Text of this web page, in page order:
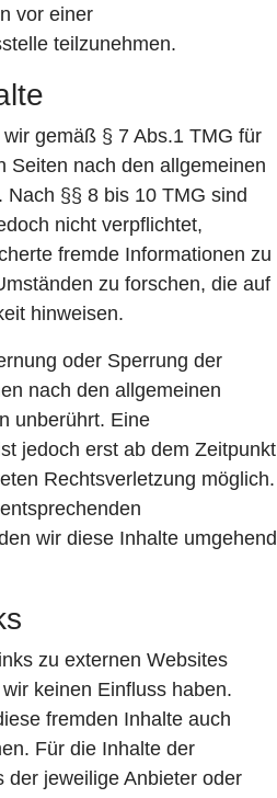
vor einer
teilzunehmen.
gemäß § 7 Abs.1 TMG für
Seiten nach den allgemeinen
§§ 8 bis 10 TMG sind
nicht verpflichtet,
fremde Informationen zu
zu forschen, die auf
hinweisen.
oder Sperrung der
nach den allgemeinen
unberührt. Eine
jedoch erst ab dem Zeitpunkt
Rechtsverletzung möglich.
wir diese Inhalte umgehend
zu externen Websites
keinen Einfluss haben.
fremden Inhalte auch
Für die Inhalte der
der jeweilige Anbieter oder